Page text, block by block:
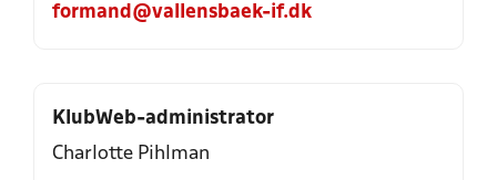
formand@vallensbaek-if.dk
KlubWeb-administrator
Charlotte Pihlman